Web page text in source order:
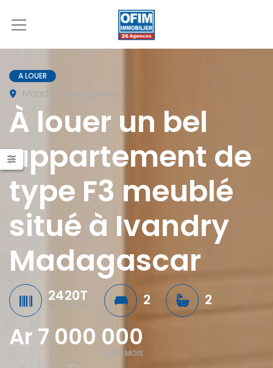
A LOUER
Ivandry, Madagascar
À louer un bel
appartement de
type F3 meublé
situé à Ivandry
Madagascar
2420T 2 2
Ar 7 000 000
/ PAR MOIS